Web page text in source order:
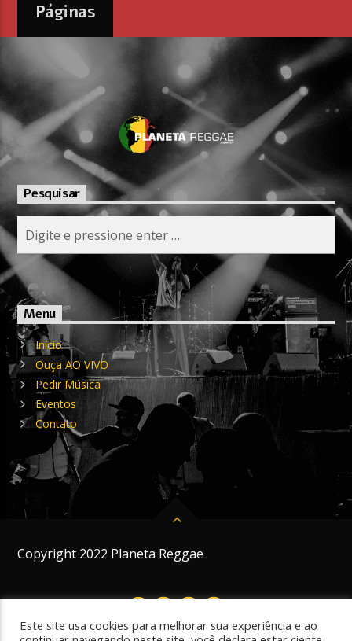
Páginas
Pesquisar
Menu
Início
Ouça AO VIVO
Pedir Música
Eventos
Contato
Copyright 2022 Planeta Reggae
Este site usa cookies para melhorar sua experiência e ao